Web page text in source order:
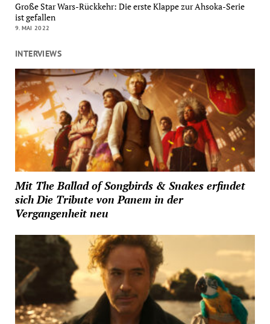
Große Star Wars-Rückkehr: Die erste Klappe zur Ahsoka-Serie
ist gefallen
9. MAI 2022
INTERVIEWS
Mit The Ballad of Songbirds & Snakes erfindet
sich Die Tribute von Panem in der
Vergangenheit neu